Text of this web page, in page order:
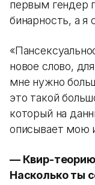
первым гендер
бинарность, а я
новое слово,
мне нужно
это такой
который на
описывает мою
— Квир-
Насколько ты